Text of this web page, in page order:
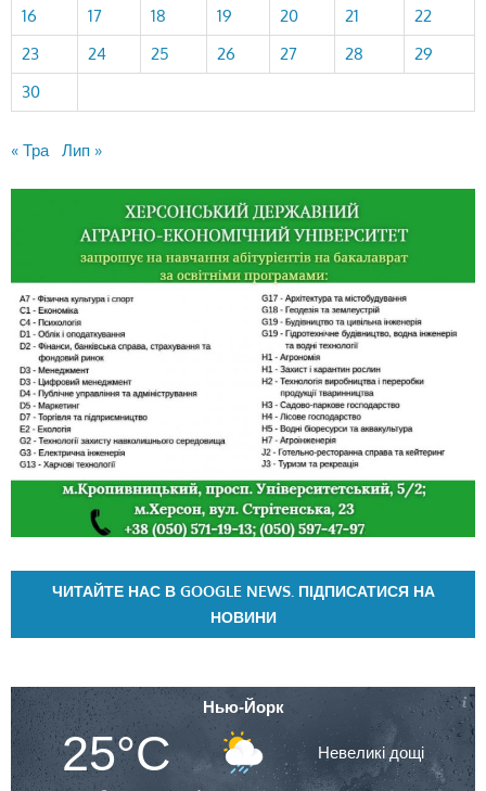
16
17 18 19 20 21
22
23
24 25 26 27 28
29
30
« Тра Лип »
ЧИТАЙТЕ НАС В GOOGLE NEWS. ПІДПИСАТИСЯ НА
НОВИНИ
Нью-Йорк
25°C Невеликі дощі